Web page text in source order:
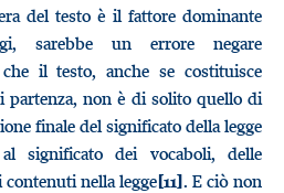
del testo è il fattore dominante
sarebbe un errore negare
il testo, anche se costituisce
partenza, non è di solito quello di
finale del significato della legge
significato dei vocaboli, delle
nella legge[11]. E ciò non